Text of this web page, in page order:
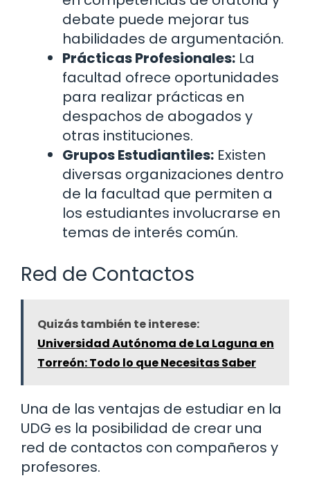
debate puede mejorar tus
habilidades de argumentación.
Prácticas Profesionales: La
facultad ofrece oportunidades
para realizar prácticas en
despachos de abogados y
otras instituciones.
Grupos Estudiantiles: Existen
diversas organizaciones dentro
de la facultad que permiten a
los estudiantes involucrarse en
temas de interés común.
Red de Contactos
Quizás también te interese:
Universidad Autónoma de La Laguna en
Torreón: Todo lo que Necesitas Saber
Una de las ventajas de estudiar en la
UDG es la posibilidad de crear una
red de contactos con compañeros y
profesores.